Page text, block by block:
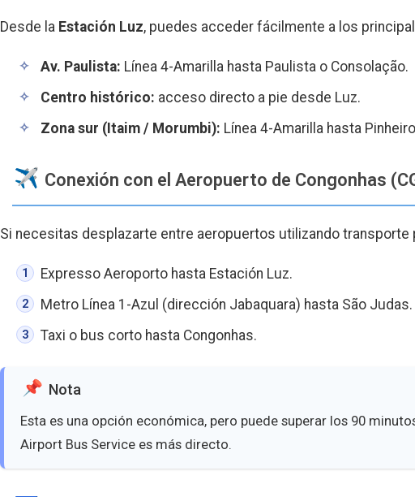
Desde la Estación Luz, puedes acceder fácilmente a los
Av. Paulista: Línea 4-Amarilla hasta Paulista o Consolação.
Centro histórico: acceso directo a pie desde Luz.
Zona sur (Itaim / Morumbi): Línea 4-Amarilla hasta
Conexión con el Aeropuerto de Congonhas
Si necesitas desplazarte entre aeropuertos utilizando transporte
Expresso Aeroporto hasta Estación Luz.
Metro Línea 1-Azul (dirección Jabaquara) hasta São Judas.
Taxi o bus corto hasta Congonhas.
Nota
Esta es una opción económica, pero puede superar los 90
Airport Bus Service es más directo.